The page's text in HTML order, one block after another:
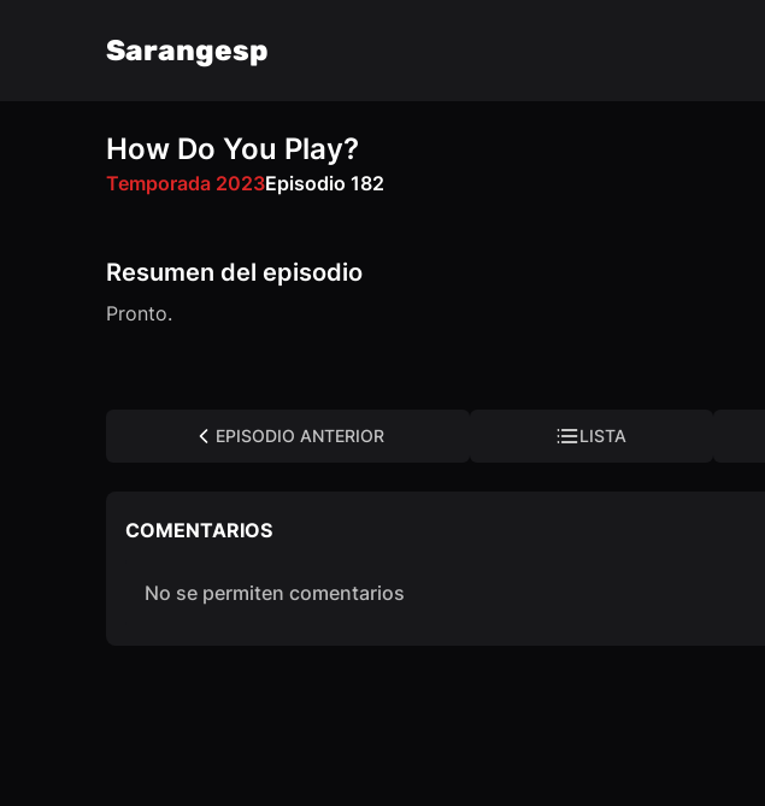
Sarangesp
How Do You Play?
Temporada 2023Episodio 182
VK OK
Resumen del episodio
Pronto.
EPISODIO ANTERIOR LISTA
COMENTARIOS
No se permiten comentarios